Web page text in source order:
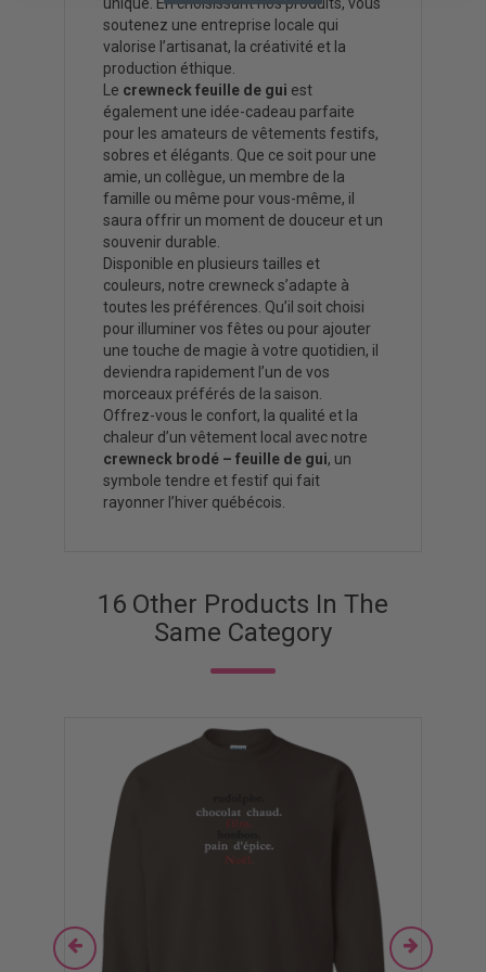
soutenez une entreprise locale qui
valorise l’artisanat, la créativité et la
production éthique.
Le crewneck feuille de gui est
également une idée-cadeau parfaite
pour les amateurs de vêtements festifs,
sobres et élégants. Que ce soit pour une
amie, un collègue, un membre de la
famille ou même pour vous-même, il
saura offrir un moment de douceur et un
souvenir durable.
Disponible en plusieurs tailles et
couleurs, notre crewneck s’adapte à
toutes les préférences. Qu’il soit choisi
pour illuminer vos fêtes ou pour ajouter
une touche de magie à votre quotidien, il
deviendra rapidement l’un de vos
morceaux préférés de la saison.
Offrez-vous le confort, la qualité et la
chaleur d’un vêtement local avec notre
crewneck brodé – feuille de gui, un
symbole tendre et festif qui fait
rayonner l’hiver québécois.
16 Other Products In The
Same Category